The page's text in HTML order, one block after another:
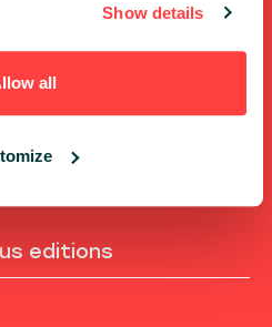
Show details
all
editions